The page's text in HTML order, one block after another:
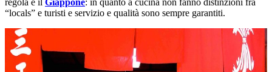
regola è il Giappone: in quanto a cucina non fanno distinzioni fra
“locals” e turisti e servizio e qualità sono sempre garantiti.